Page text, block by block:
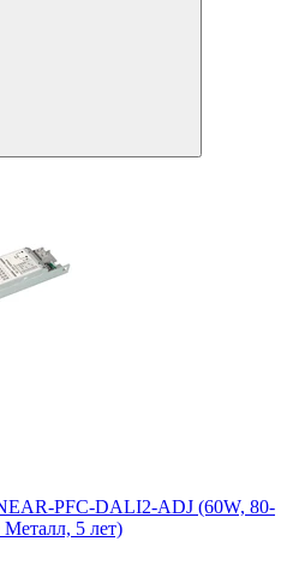
PFC-DALI2-ADJ (60W, 80-
5 лет)